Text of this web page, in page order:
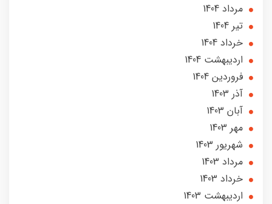
مرداد 1404
تير 1404
خرداد 1404
ارديبهشت 1404
فروردین 1404
آذر 1403
آبان 1403
مهر 1403
شهریور 1403
مرداد 1403
خرداد 1403
ارديبهشت 1403